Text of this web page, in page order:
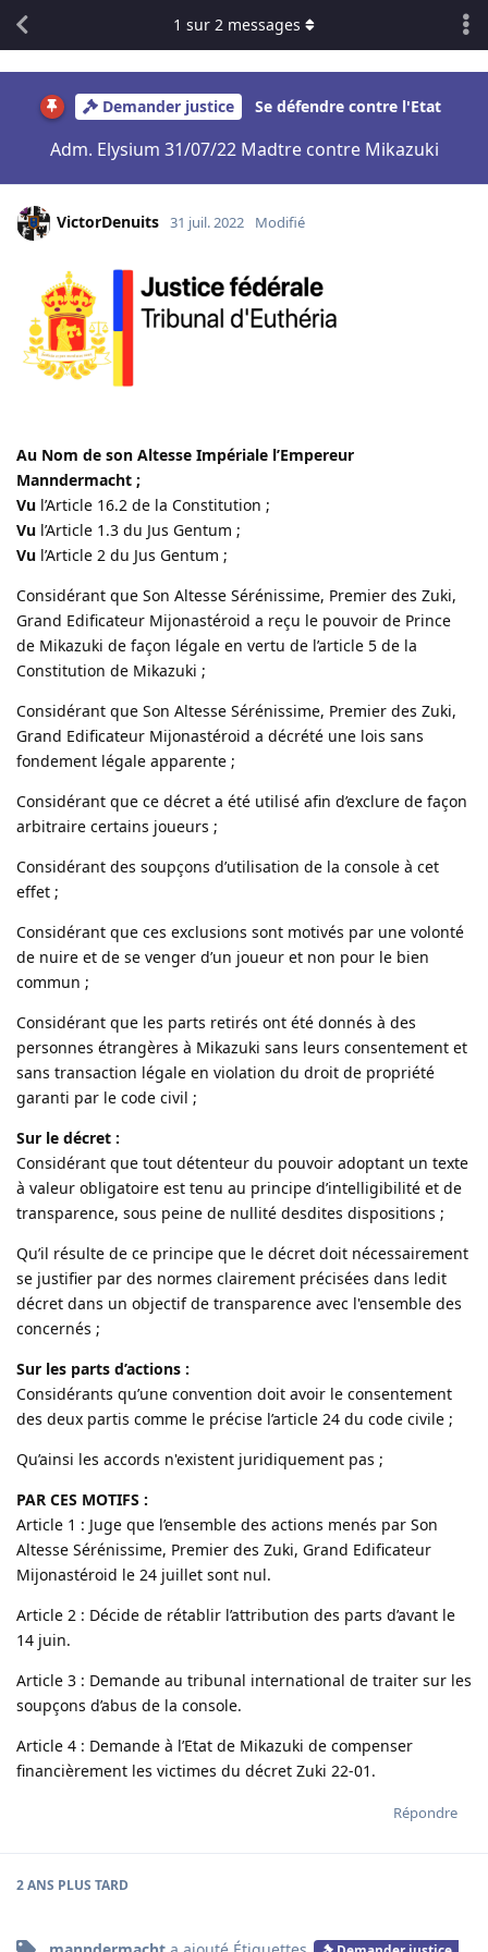
Demander justice Se défendre contre l'Etat
Adm. Elysium 31/07/22 Madtre contre Mikazuki
1 sur 2 messages
VictorDenuits 31 juil. 2022 Modifié
Au Nom de son Altesse Impériale l’Empereur
Manndermacht ;
Vu l’Article 16.2 de la Constitution ;
Vu l’Article 1.3 du Jus Gentum ;
Vu l’Article 2 du Jus Gentum ;
Considérant que Son Altesse Sérénissime, Premier des Zuki,
Grand Edificateur Mijonastéroid a reçu le pouvoir de Prince
de Mikazuki de façon légale en vertu de l’article 5 de la
Constitution de Mikazuki ;
Considérant que Son Altesse Sérénissime, Premier des Zuki,
Grand Edificateur Mijonastéroid a décrété une lois sans
fondement légale apparente ;
Considérant que ce décret a été utilisé afin d’exclure de façon
arbitraire certains joueurs ;
Considérant des soupçons d’utilisation de la console à cet
effet ;
Considérant que ces exclusions sont motivés par une volonté
de nuire et de se venger d’un joueur et non pour le bien
commun ;
Considérant que les parts retirés ont été donnés à des
personnes étrangères à Mikazuki sans leurs consentement et
sans transaction légale en violation du droit de propriété
garanti par le code civil ;
Sur le décret :
Considérant que tout détenteur du pouvoir adoptant un texte
à valeur obligatoire est tenu au principe d’intelligibilité et de
transparence, sous peine de nullité desdites dispositions ;
Qu’il résulte de ce principe que le décret doit nécessairement
se justifier par des normes clairement précisées dans ledit
décret dans un objectif de transparence avec l'ensemble des
concernés ;
Sur les parts d’actions :
Considérants qu’une convention doit avoir le consentement
des deux partis comme le précise l’article 24 du code civile ;
Qu’ainsi les accords n'existent juridiquement pas ;
PAR CES MOTIFS :
Article 1 : Juge que l’ensemble des actions menés par Son
Altesse Sérénissime, Premier des Zuki, Grand Edificateur
Mijonastéroid le 24 juillet sont nul.
Article 2 : Décide de rétablir l’attribution des parts d’avant le
14 juin.
Article 3 : Demande au tribunal international de traiter sur les
soupçons d’abus de la console.
Article 4 : Demande à l’Etat de Mikazuki de compenser
financièrement les victimes du décret Zuki 22-01.
Répondre
2 ANS PLUS TARD